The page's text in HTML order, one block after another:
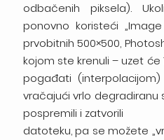
odbačenih piksela).
ponovno koristeći
prvobitnih 500×500,
kojom ste krenuli – uzet će
pogađati (interpolacijom)
vračajući vrlo degradiranu
pospremili i zatvorili
datoteku, pa se možete